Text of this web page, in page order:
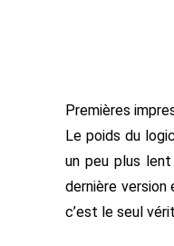
Premières
Le poids du
un peu plus
dernière version
c’est le seul